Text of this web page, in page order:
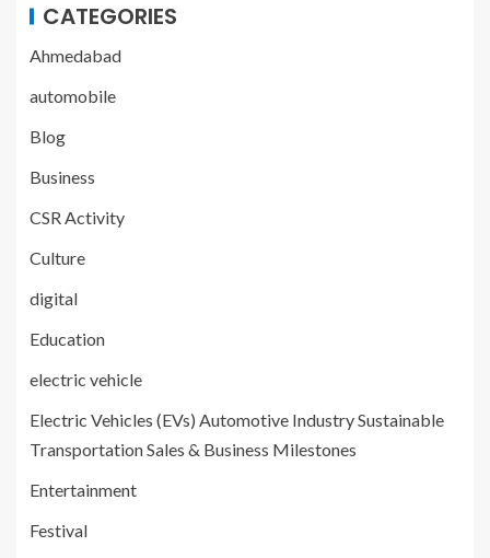
CATEGORIES
Ahmedabad
automobile
Blog
Business
CSR Activity
Culture
digital
Education
electric vehicle
Electric Vehicles (EVs) Automotive Industry Sustainable
Transportation Sales & Business Milestones
Entertainment
Festival